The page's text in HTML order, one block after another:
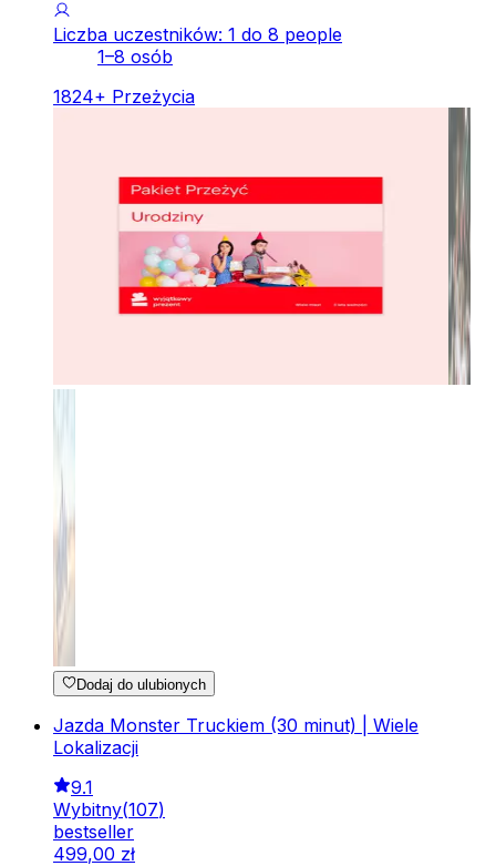
Liczba uczestników: 1 do 8 people
1–8 osób
1824+ Przeżycia
Dodaj do ulubionych
Jazda Monster Truckiem (30 minut) | Wiele
Lokalizacji
9.1
Wybitny(107)
bestseller
499,00 zł